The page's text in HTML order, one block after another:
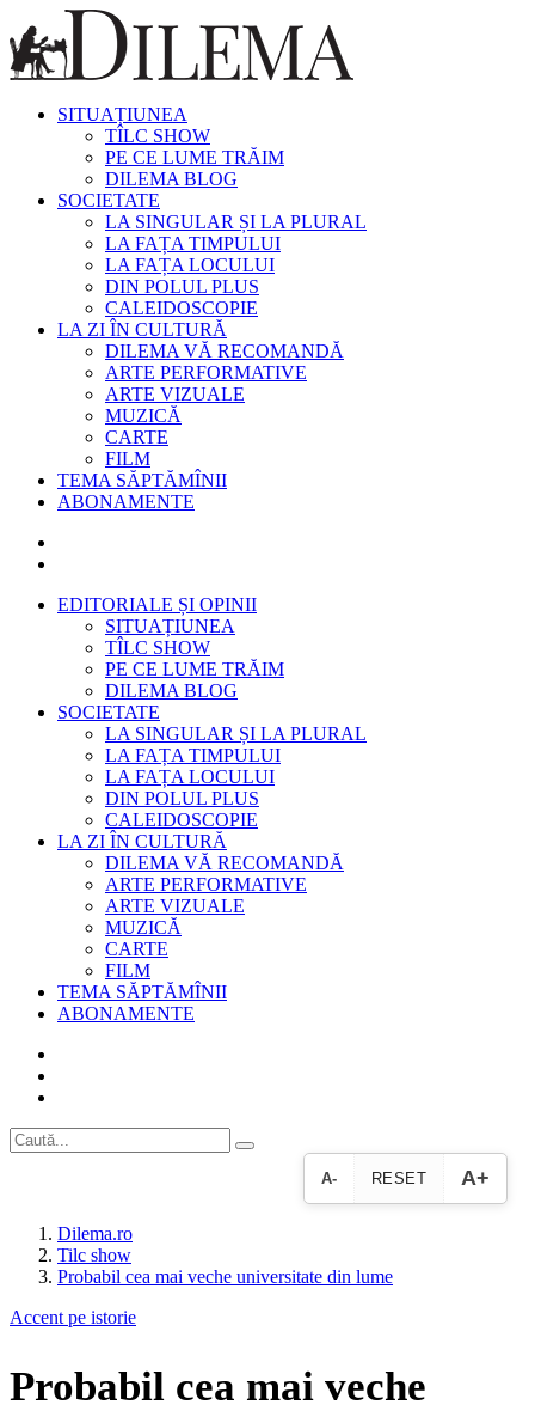
SITUAȚIUNEA
TÎLC SHOW
PE CE LUME TRĂIM
DILEMA BLOG
SOCIETATE
LA SINGULAR ȘI LA PLURAL
LA FAȚA TIMPULUI
LA FAȚA LOCULUI
DIN POLUL PLUS
CALEIDOSCOPIE
LA ZI ÎN CULTURĂ
DILEMA VĂ RECOMANDĂ
ARTE PERFORMATIVE
ARTE VIZUALE
MUZICĂ
CARTE
FILM
TEMA SĂPTĂMÎNII
ABONAMENTE
EDITORIALE ȘI OPINII
SITUAȚIUNEA
TÎLC SHOW
PE CE LUME TRĂIM
DILEMA BLOG
SOCIETATE
LA SINGULAR ȘI LA PLURAL
LA FAȚA TIMPULUI
LA FAȚA LOCULUI
DIN POLUL PLUS
CALEIDOSCOPIE
LA ZI ÎN CULTURĂ
DILEMA VĂ RECOMANDĂ
ARTE PERFORMATIVE
ARTE VIZUALE
MUZICĂ
CARTE
FILM
TEMA SĂPTĂMÎNII
ABONAMENTE
A- RESET A+
Dilema.ro
Tilc show
Probabil cea mai veche universitate din lume
Accent pe istorie
Probabil cea mai veche